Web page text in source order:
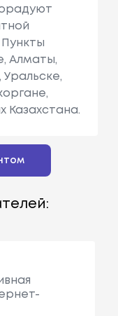
Алматы,
Казахстана.